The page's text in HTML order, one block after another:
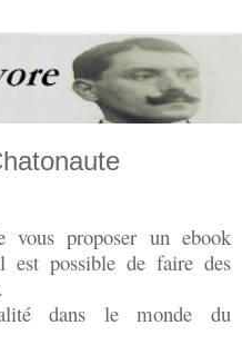
vous proposer un ebook
possible de faire des
dans le monde du